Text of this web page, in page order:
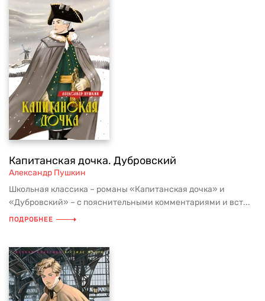
Капитанская дочка. Дубровский
Александр Пушкин
Школьная классика – романы «Капитанская дочка» и
«Дубровский» – с пояснительными комментариями и вст...
ПОДРОБНЕЕ